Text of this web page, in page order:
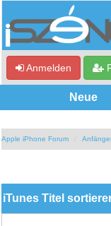
Anmelden
Neue
Apple iPhone Forum
iTunes Titel